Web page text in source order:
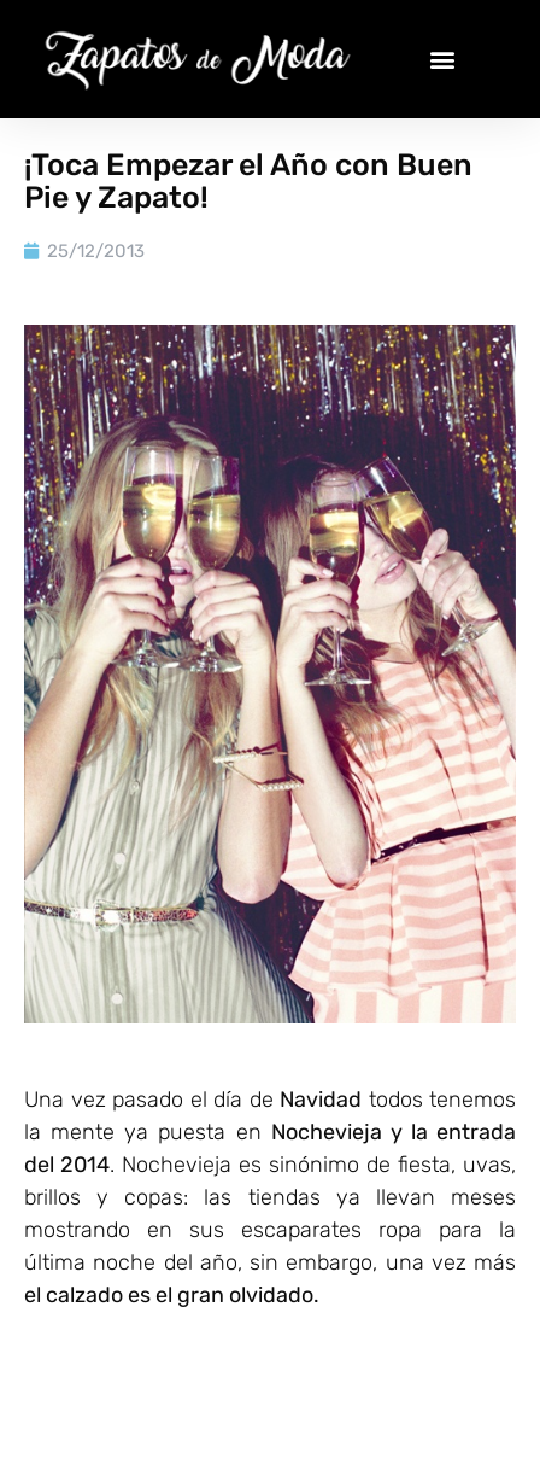
¡Toca Empezar el Año con Buen
Pie y Zapato!
25/12/2013
Una vez pasado el día de Navidad todos tenemos
la mente ya puesta en Nochevieja y la entrada
del 2014. Nochevieja es sinónimo de fiesta, uvas,
brillos y copas: las tiendas ya llevan meses
mostrando en sus escaparates ropa para la
última noche del año, sin embargo, una vez más
el calzado es el gran olvidado.